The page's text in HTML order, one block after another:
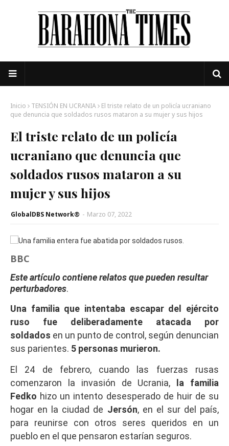
Inicio TENSIÓN EN UCRANIA
El triste relato de un policía ucraniano
que denuncia que soldados rusos mataron a su mujer y sus hijos
El triste relato de un policía
ucraniano que denuncia que
soldados rusos mataron a su
mujer y sus hijos
GlobalDBS Network® - Marzo 07, 2022
BBC
Este artículo contiene relatos que pueden resultar
perturbadores.
Una familia que intentaba escapar del ejército
ruso fue deliberadamente atacada por
soldados en un punto de control, según denuncian
sus parientes. 5 personas murieron.
El 24 de febrero, cuando las fuerzas rusas
comenzaron la invasión de Ucrania, la familia
Fedko hizo un intento desesperado de huir de su
hogar en la ciudad de Jersón, en el sur del país,
para reunirse con otros seres queridos en un
pueblo en el que pensaron estarían seguros.